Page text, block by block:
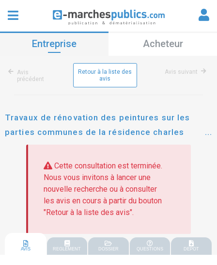
Entreprise Acheteur
Avis
précédent
Retour à la liste des
avis
Avis suivant
Travaux de rénovation des peintures sur les
parties communes de la résidence charles
lorilleux ' 92800 puteaux - bâtiments ab-ac-ad-
Cette consultation est terminée.
Nous vous invitons à lancer une
nouvelle recherche ou à consulter
les avis en cours à partir du bouton
"Retour à la liste des avis".
AVIS REGLEMENT DOSSIER QUESTIONS DEPOT